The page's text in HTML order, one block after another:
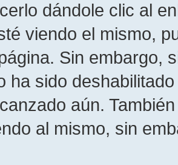
dándole clic al
viendo el mismo,
Sin embargo,
ha sido
aún.
al mismo, sin